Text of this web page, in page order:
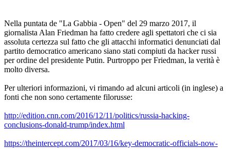
Nella puntata de "La Gabbia - Open" del 29 marzo 2017, il
giornalista Alan Friedman ha fatto credere agli spettatori che ci sia
assoluta certezza sul fatto che gli attacchi informatici denunciati dal
partito democratico americano siano stati compiuti da hacker russi
per ordine del presidente Putin. Purtroppo per Friedman, la verità è
molto diversa.
Per ulteriori informazioni, vi rimando ad alcuni articoli (in inglese) a
fonti che non sono certamente filorusse:
http://edition.cnn.com/2016/12/11/politics/russia-hacking-
conclusions-donald-trump/index.html
https://theintercept.com/2017/03/16/key-democratic-officials-now-